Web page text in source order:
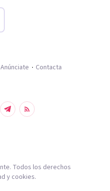
Anúnciate Contacta
Todos los derechos
y cookies.